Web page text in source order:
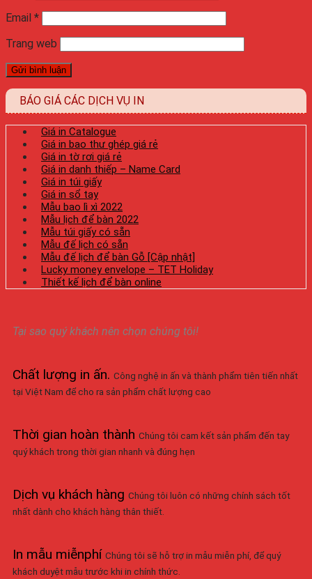
Email *
Trang web
BÁO GIÁ CÁC DỊCH VỤ IN
Giá in Catalogue
Giá in bao thư ghép giá rẻ
Giá in tờ rơi giá rẻ
Giá in danh thiếp – Name Card
Giá in túi giấy
Giá in sổ tay
Mẫu bao lì xì 2022
Mẫu lịch để bàn 2022
Mẫu túi giấy có sẵn
Mẫu đế lịch có sẵn
Mẫu đế lịch để bàn Gỗ [Cập nhật]
Lucky money envelope – TET Holiday
Thiết kế lịch để bàn online
Tại sao quý khách nên chọn chúng tôi!
Chất lượng in ấn. Công nghệ in ấn và thành phẩm tiên tiến nhất
tại Việt Nam để cho ra sản phẩm chất lượng cao
Thời gian hoàn thành Chúng tôi cam kết sản phẩm đến tay
quý khách trong thời gian nhanh và đúng hẹn
Dịch vụ khách hàng Chúng tôi luôn có những chính sách tốt
nhất dành cho khách hàng thân thiết.
In mẫu miễnphí Chúng tôi sẽ hỗ trợ in mẫu miễn phí, để quý
khách duyệt mẫu trước khi in chính thức.